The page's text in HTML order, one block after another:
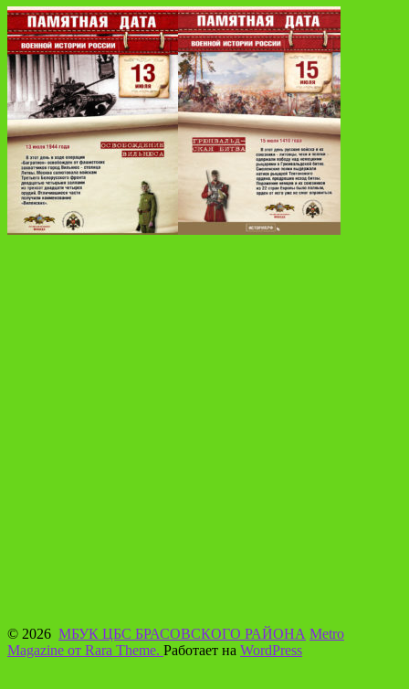
© 2026 МБУК ЦБС БРАСОВСКОГО РАЙОНА Metro
Magazine от Rara Theme. Работает на WordPress